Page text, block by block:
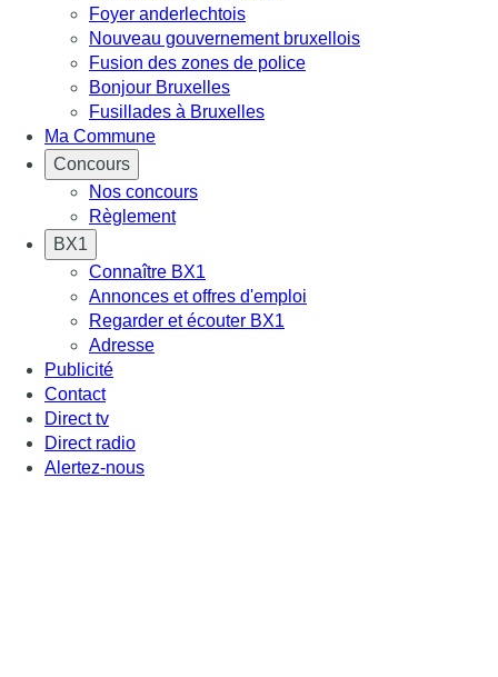
Foyer anderlechtois
Nouveau gouvernement bruxellois
Fusion des zones de police
Bonjour Bruxelles
Fusillades à Bruxelles
Ma Commune
Concours
Nos concours
Règlement
BX1
Connaître BX1
Annonces et offres d'emploi
Regarder et écouter BX1
Adresse
Publicité
Contact
Direct tv
Direct radio
Alertez-nous